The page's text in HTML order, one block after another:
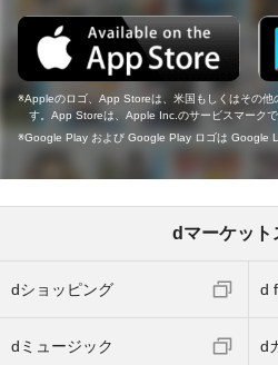
Appleのロゴ、App Storeは、米国もしくはその
す。App Storeは、Apple Inc.のサービスマークで
Google Play および Google Play ロゴは Google
dマーケット
dショッピング d
dミュージック d